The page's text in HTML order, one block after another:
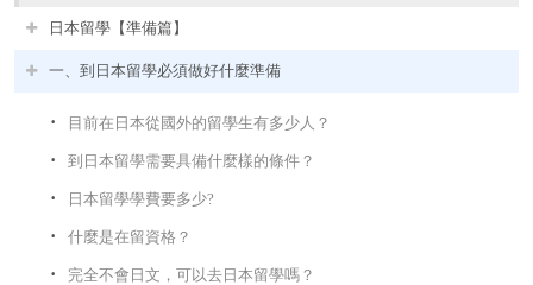
日本留學【準備篇】
一、到日本留學必須做好什麼準備
目前在日本從國外的留學生有多少人？
到日本留學需要具備什麼樣的條件？
日本留學學費要多少?
什麼是在留資格？
完全不會日文，可以去日本留學嗎？